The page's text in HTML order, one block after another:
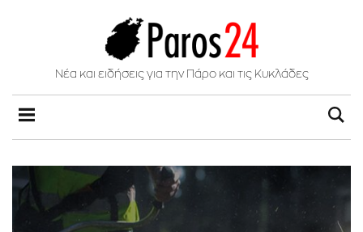
Νέα και ειδήσεις για την Πάρο και τις Κυκλάδες